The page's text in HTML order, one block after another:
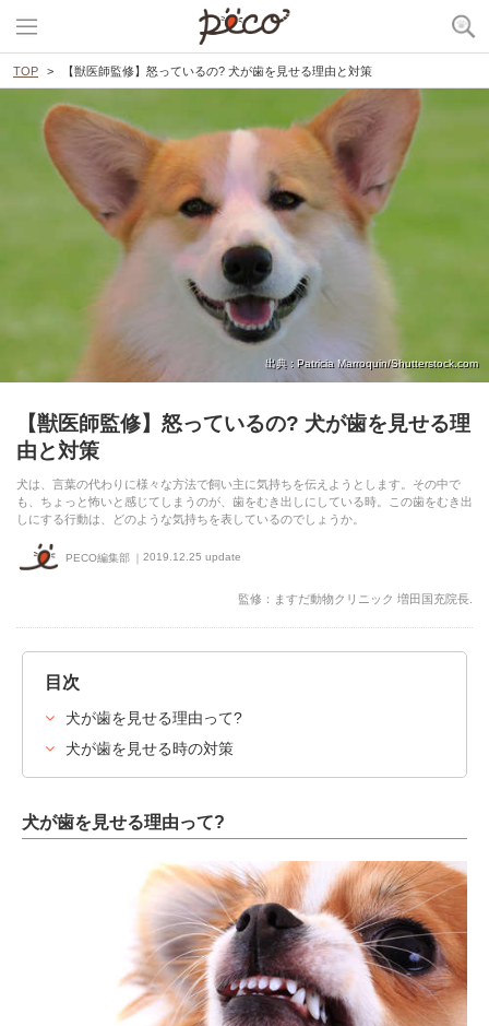
TOP 【獣医師監修】怒っているの? 犬が歯を見せる理由と対策
出典 : Patricia Marroquin/Shutterstock.com
【獣医師監修】怒っているの? 犬が歯を見せる理
由と対策
犬は、言葉の代わりに様々な方法で飼い主に気持ちを伝えようとします。その中で
も、ちょっと怖いと感じてしまうのが、歯をむき出しにしている時。この歯をむき出
しにする行動は、どのような気持ちを表しているのでしょうか。
PECO編集部 2019.12.25 update
監修：ますだ動物クリニック 増田国充院長.
目次
犬が歯を見せる理由って?
犬が歯を見せる時の対策
犬が歯を見せる理由って?